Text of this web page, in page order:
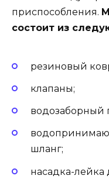
приспособления.
состоит из
резиновый
клапаны;
водозаборный
шланг;
насадка-лейка